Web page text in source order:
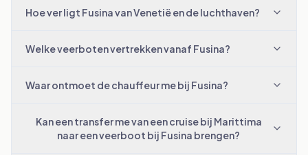
Hoe ver ligt Fusina van Venetië en de luchthaven?
Welke veerboten vertrekken vanaf Fusina?
Waar ontmoet de chauffeur me bij Fusina?
Kan een transfer me van een cruise bij Marittima
naar een veerboot bij Fusina brengen?